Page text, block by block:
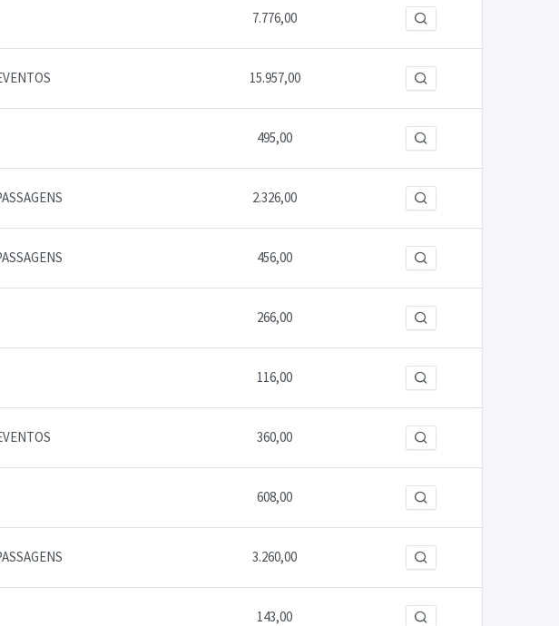
7.776,00
15.957,00
495,00
2.326,00
456,00
266,00
116,00
360,00
608,00
3.260,00
143,00